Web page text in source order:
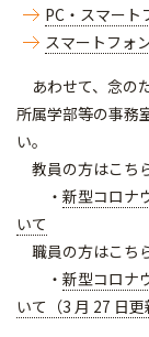
PC・スマート
スマートフォ
あわせて、念の
所属学部等の事務
い。
教員の方はこち
・ 新型コロナ
いて
職員の方はこち
・ 新型コロナ
いて（3 月 27 日更